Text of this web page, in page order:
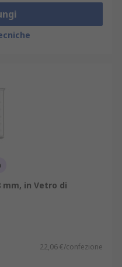
mm, in Vetro di
22,06 €/confezione